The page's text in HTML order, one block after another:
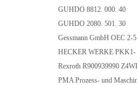
GUHDO 8812. 000. 40
GUHDO 2080. 501. 30
Gessmann GmbH OEC
HECKER WERKE
Rexroth R900939990
PMA Prozess- und